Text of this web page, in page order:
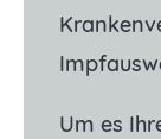
Um es